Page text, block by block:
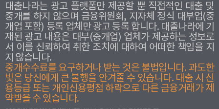
대출나라는 광고 플랫폼만 제공할 뿐 직접적인 대출 및
중개를 하지 않으며 금융위원회, 지자체 정식 대부업(중
개업 포함) 등록 업체만 광고 등록 합니다. 대출나라에 기
재된 광고 내용은 대부(중개업) 업체가 제공하는 정보로
서 이를 신뢰하여 취한 조치에 대하여 어떠한 책임을 지
지 않습니다.
중개수수료를 요구하거나 받는 것은 불법입니다. 과도한
빛은 당신에게 큰 불행을 안겨줄 수 있습니다. 대출 시 신
용등급 또는 개인신용평점 하락으로 다른 금융거래가 제
약받을 수 있습니다.